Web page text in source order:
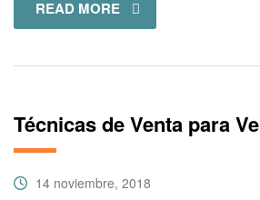
READ MORE
Técnicas de Venta para
14 noviembre, 2018